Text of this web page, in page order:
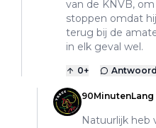
van de KNVB,
stoppen omdat
terug bij de
in elk geval wel.
0+ Antwoord
90MinutenLang
Natuurlijk heb